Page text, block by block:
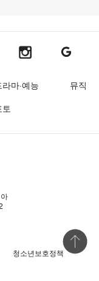
아 엑스텐아시아 인스타그램
텐아시아
라마·예능
뮤직
토
청소년보호정책
상단 바로